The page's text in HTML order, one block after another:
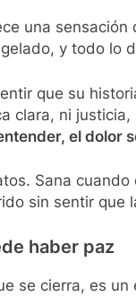
una
y todo lo
que su
clara, ni
el dolor
Sana
sin sentir que
haber paz
se cierra, es